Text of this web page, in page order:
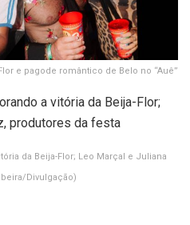
e pagode romântico de Belo no “Auê”
da Beija-Flor; Leo Marçal e Juliana
Divulgação)